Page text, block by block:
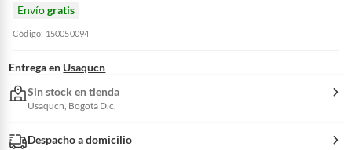
Envíogratis
Código: 150050094
Entrega en Usaqucn
Sin stock en tienda
Usaqucn, Bogota D.c.
Despacho a domicilio